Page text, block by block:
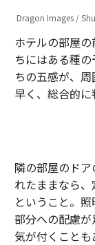
Dragon Images /
ホテルの部屋
ちにはある種
ちの五感が、
早く、総合的に
隣の部屋のド
れたままなら
ということ。
部分への配慮
気が付くことも